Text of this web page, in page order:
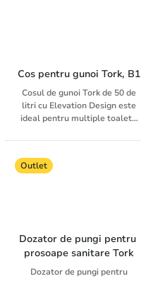
Cos pentru gunoi Tork, B1
Cosul de gunoi Tork de 50 de
litri cu Elevation Design este
ideal pentru multiple toalete
pe perete sau pe podea pentru
a se plia pe spatiul si nevoile
dumneavoastra. Dozatoarele
Outlet
Dozator de pungi pentru
prosoape sanitare Tork
Dozator de pungi pentru